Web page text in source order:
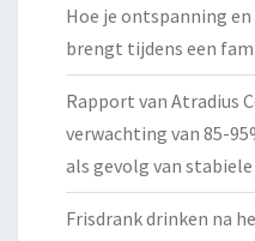
Hoe je ontspanning
brengt tijdens een
Rapport van Atradius
verwachting van 85-
als gevolg van
Frisdrank drinken na